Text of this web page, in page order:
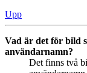
Upp
Vad är det för bild
användarnamn?
Det finns två